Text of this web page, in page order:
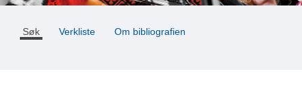
Søk Verkliste Om bibliografien